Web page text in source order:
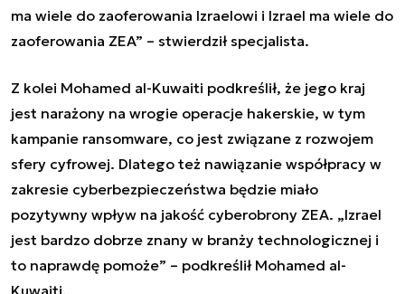
ma wiele do zaoferowania Izraelowi i Izrael ma wiele do
zaoferowania ZEA” – stwierdził specjalista.
Z kolei Mohamed al-Kuwaiti podkreślił, że jego kraj
jest narażony na wrogie operacje hakerskie, w tym
kampanie ransomware, co jest związane z rozwojem
sfery cyfrowej. Dlatego też nawiązanie współpracy w
zakresie cyberbezpieczeństwa będzie miało
pozytywny wpływ na jakość cyberobrony ZEA. „Izrael
jest bardzo dobrze znany w branży technologicznej i
to naprawdę pomoże” – podkreślił Mohamed al-
Kuwaiti.